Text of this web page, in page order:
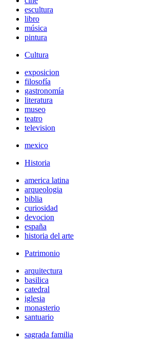
escultura
libro
música
pintura
Cultura
exposicion
filosofía
gastronomía
literatura
museo
teatro
television
mexico
Historia
america latina
arqueologia
biblia
curiosidad
devocion
españa
historia del arte
Patrimonio
arquitectura
basilica
catedral
iglesia
monasterio
santuario
sagrada familia